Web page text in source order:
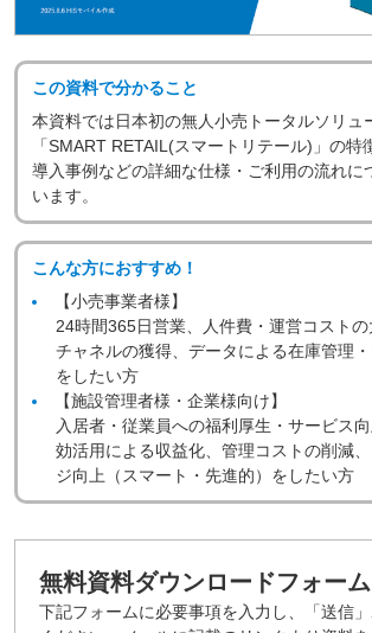
この資料で分かること
本資料では日本初の無人小売トータルソリュ
「SMART RETAIL(スマートリテール)」の特
導入事例などの詳細な仕様・ご利用の流れに
います。
こんな方におすすめ！
【小売事業者様】
24時間365日営業、人件費・運営コスト
チャネルの獲得、データによる在庫管理
をしたい方
【施設管理者様・企業様向け】
入居者・従業員への福利厚生・サービス
効活用による収益化、管理コストの削減
ジ向上（スマート・先進的）をしたい方
無料資料ダウンロードフォーム
下記フォームに必要事項を入力し、「送信